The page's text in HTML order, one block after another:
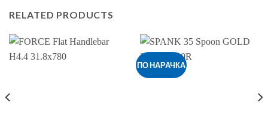
RELATED PRODUCTS
ПО НАРАЧКА